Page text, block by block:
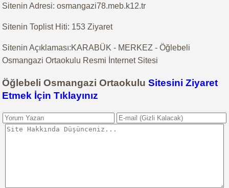
Sitenin Adresi: osmangazi78.meb.k12.tr
Sitenin Toplist Hiti: 153 Ziyaret
Sitenin Açıklaması:KARABÜK - MERKEZ - Öğlebeli
Osmangazi Ortaokulu Resmi İnternet Sitesi
Öğlebeli Osmangazi OrtaokuluSitesini Ziyaret
Etmek İçin Tıklayınız